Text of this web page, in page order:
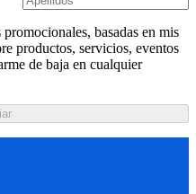
basadas en mis
productos, servicios, eventos
de baja en cualquier